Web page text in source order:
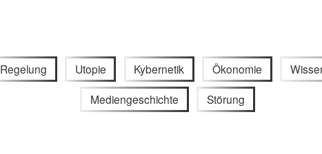
Regelung Utopie Kybernetik Ökonomie
Mediengeschichte Störung